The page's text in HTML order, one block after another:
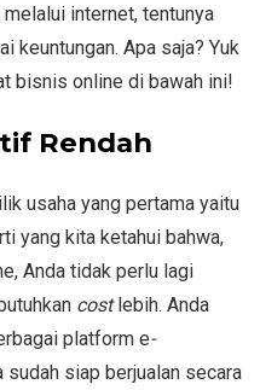
internet, tentunya
keuntungan. Apa saja? Yuk
bisnis online di bawah ini!
Rendah
usaha yang pertama yaitu
yang kita ketahui bahwa,
Anda tidak perlu lagi
costlebih. Anda
platform e-
sudah siap berjualan secara